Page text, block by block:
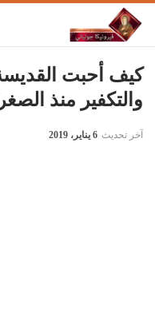
كيف أحبت القديسة
والتكفير منذ
آخر تحديث 6 يناير، 2019